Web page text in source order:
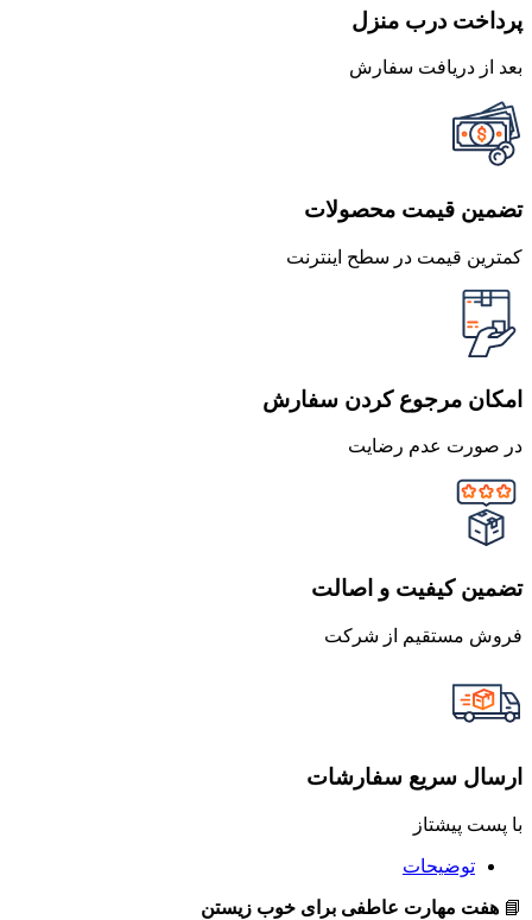
پرداخت درب منزل
بعد از دریافت سفارش
تضمین قیمت محصولات
کمترین قیمت در سطح اینترنت
امکان مرجوع کردن سفارش
در صورت عدم رضایت
تضمین کیفیت و اصالت
فروش مستقیم از شرکت
ارسال سریع سفارشات
با پست پیشتاز
توضیحات
📘 هفت مهارت عاطفی برای خوب زیستن